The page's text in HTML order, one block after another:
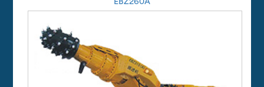
EBZ260A